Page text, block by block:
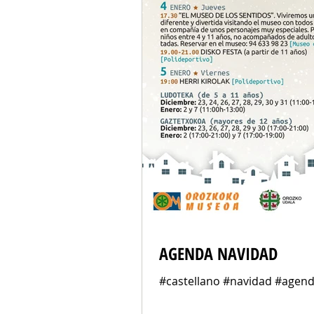
AGENDA NAVIDAD
#castellano #navidad